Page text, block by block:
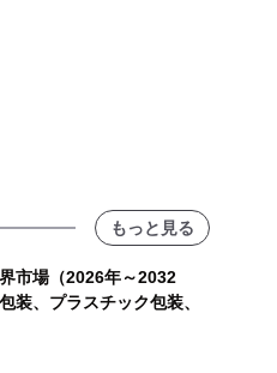
もっと見る
市場（2026年～2032
装、プラスチック包装、